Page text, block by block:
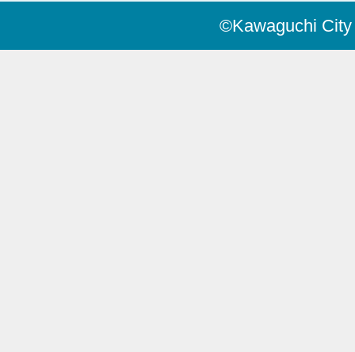
©Kawaguchi City